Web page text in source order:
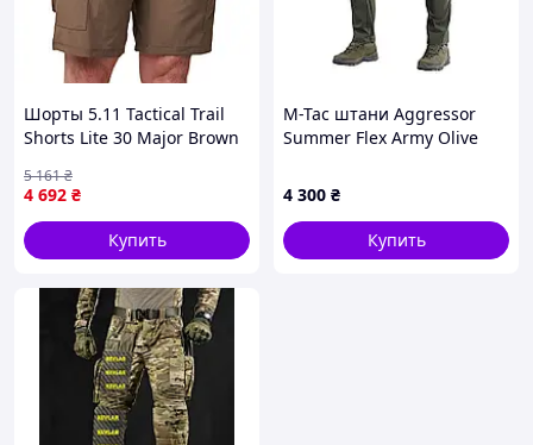
Шорты 5.11 Tactical Trail
Shorts Lite 30 Major Brown
4 692 ₴
5 161₴
Купить
M-Tac штани Aggressor
Summer Flex Army Olive
4 300 ₴
Купить